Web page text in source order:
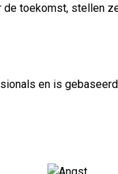
toekomst, stellen
en is